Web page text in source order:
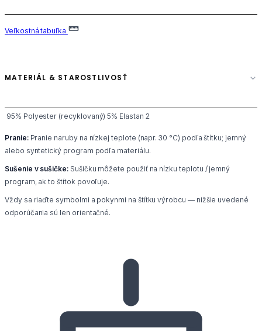
Veľkostná tabuľka
MATERIÁL & STAROSTLIVOSŤ
95% Polyester (recyklovaný) 5% Elastan 2
Pranie:Pranie naruby na nízkej teplote (napr. 30 °C) podľa štítku; jemný
alebo syntetický program podľa materiálu.
Sušenie v sušičke:Sušičku môžete použiť na nízku teplotu / jemný
program, ak to štítok povoľuje.
Vždy sa riaďte symbolmi a pokynmi na štítku výrobcu — nižšie uvedené
odporúčania sú len orientačné.